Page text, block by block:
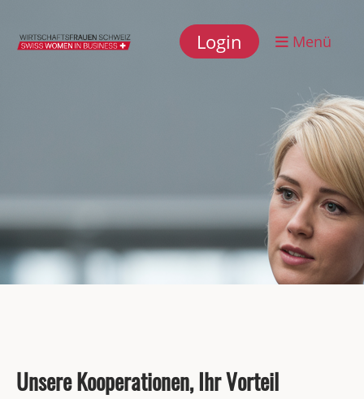
Login Menü
Unsere Kooperationen, Ihr Vorteil